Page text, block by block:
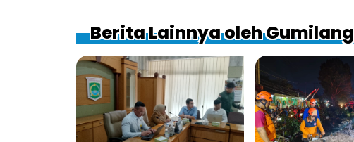
Berita Lainnya oleh Gumilang